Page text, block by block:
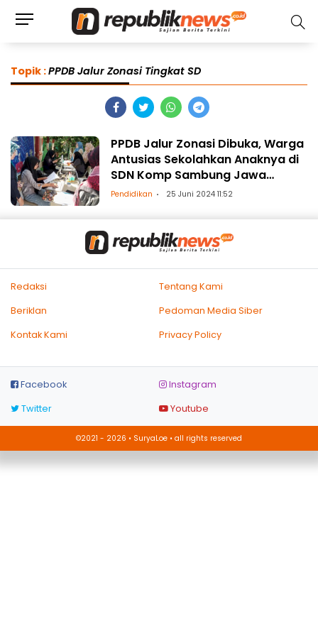
Topik :PPDB Jalur Zonasi Tingkat SD
PPDB Jalur Zonasi Dibuka, Warga
Antusias Sekolahkan Anaknya di
SDN Komp Sambung Jawa
Makassar
Pendidikan 25 Juni 2024 11:52
Redaksi
Tentang Kami
Beriklan
Pedoman Media Siber
Kontak Kami
Privacy Policy
Facebook
Instagram
Twitter
Youtube
©2021 - 2026 • SuryaLoe • all rights reserved